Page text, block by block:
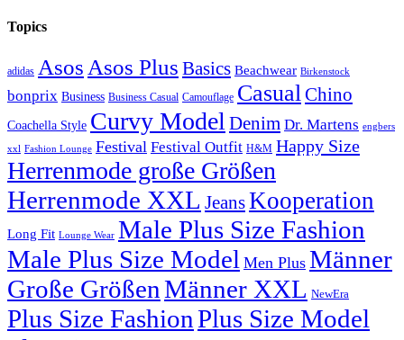
Topics
adidas Asos Asos Plus Basics Beachwear Birkenstock
bonprix Business Business Casual Camouflage CasualChino
Coachella Style Curvy ModelDenim Dr. Martens engbers
xxl Fashion Lounge Festival Festival Outfit H&M Happy Size
Herrenmode große Größen
Herrenmode XXL JeansKooperation
Long Fit Lounge Wear Male Plus Size Fashion
Male Plus Size Model Men Plus Männer
Große GrößenMänner XXL NewEra
Plus Size FashionPlus Size Model